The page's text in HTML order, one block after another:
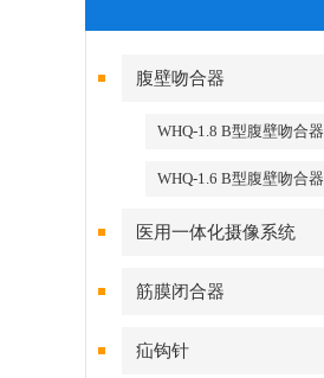
腹壁吻合器
WHQ-1.8 B型腹壁吻合器
WHQ-1.6 B型腹壁吻合器
医用一体化摄像系统
筋膜闭合器
疝钩针